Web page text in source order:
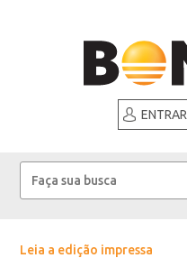
ENTRAR
Leia a edição impressa